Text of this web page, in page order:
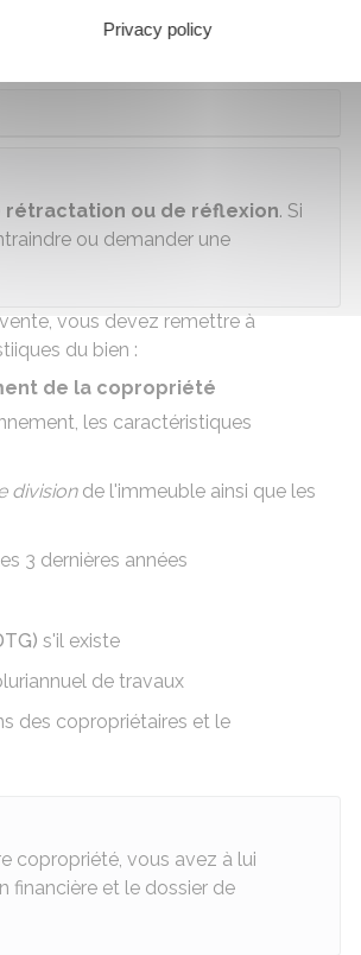
de la promesse dépasse 18 mois
rétractation ou de réflexion. Si
ou demander une
vous devez remettre à
du bien :
de la copropriété
les caractéristiques
divisionde l'immeuble ainsi que les
3 dernières années
s'il existe
de travaux
des copropriétaires et le
copropriété, vous avez à lui
financière et le dossier de
Privacy policy